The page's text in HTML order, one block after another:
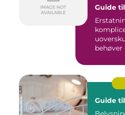
Guide
behøver
Guide